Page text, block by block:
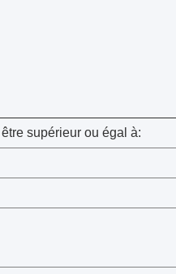
supérieur ou égal à: